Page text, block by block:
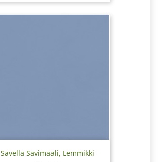
Savella Savimaali, Lemmikki